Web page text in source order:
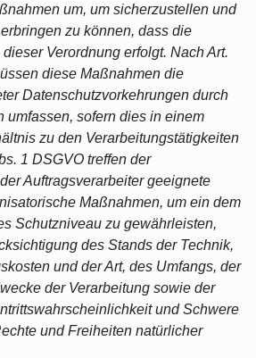
um, um sicherzustellen und
zu können, dass die
Verordnung erfolgt. Nach Art.
diese Maßnahmen die
Datenschutzvorkehrungen durch
umfassen, sofern dies in einem
zu den Verarbeitungstätigkeiten
1 DSGVO treffen der
Auftragsverarbeiter geeignete
Maßnahmen, um ein dem
Schutzniveau zu gewährleisten,
des Stands der Technik,
und der Art, des Umfangs, der
der Verarbeitung sowie der
und Schwere
und Freiheiten natürlicher